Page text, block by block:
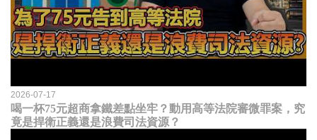
2026-07-17
喝一杯75元超商拿鐵差點坐牢？動用高等法院審微罪案，究
竟是捍衛正義還是浪費司法資源？